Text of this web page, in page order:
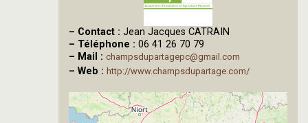
– Contact : Jean Jacques CATRAIN
– Téléphone : 06 41 26 70 79
– Mail : champsdupartagepc@gmail.com
– Web : http://www.champsdupartage.com/